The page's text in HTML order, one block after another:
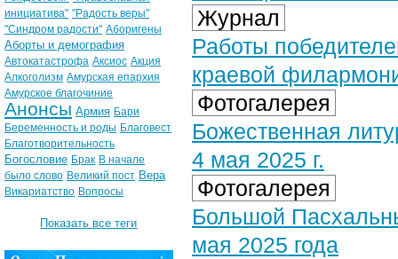
Журнал
Работы
краевой
Фотогалерея
Божественная
4 мая 2025 г.
Фотогалерея
Большой
мая 2025 года
инициатива" "Радость веры"
"Синдром радости" Аборигены
Аборты и демография
Автокатастрофа Аксиос Акция
Алкоголизм Амурская епархия
Амурское благочиние
Анонсы Армия Бари
Беременность и роды Благовест
Благотворительность
Богословие Брак В начале
было слово Великий пост Вера
Викариатство Вопросы
Показать все теги